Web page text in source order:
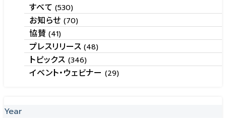
すべて(530)
お知らせ (70)
協賛(41)
プレスリリース(48)
トピックス (346)
イベント・ウェビナー (29)
Year